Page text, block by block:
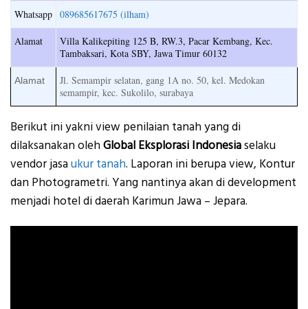
Whatsapp 089685617675 (ilham)
Alamat
Villa Kalikepiting 125 B, RW.3, Pacar Kembang, Kec.
Tambaksari, Kota SBY, Jawa Timur 60132
Alamat
Jl. Semampir selatan, gang 1A no. 50, kel. Medokan
semampir, kec. Sukolilo, surabaya
Berikut ini yakni view penilaian tanah yang di
dilaksanakan olehGlobal Eksplorasi Indonesiaselaku
vendor jasaukur tanah. Laporan ini berupa view, Kontur
dan Photogrametri. Yang nantinya akan di development
menjadi hotel di daerah Karimun Jawa – Jepara.